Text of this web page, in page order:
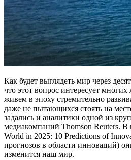
Как будет выглядеть мир через
что этот вопрос интересует
живем в эпоху стремительно
даже не пытающихся стоять на
задались и аналитики одной из
медиакомпаний Thomson Reuters. В
World in 2025: 10 Predictions of
прогнозов в области инноваций)
изменится наш мир.